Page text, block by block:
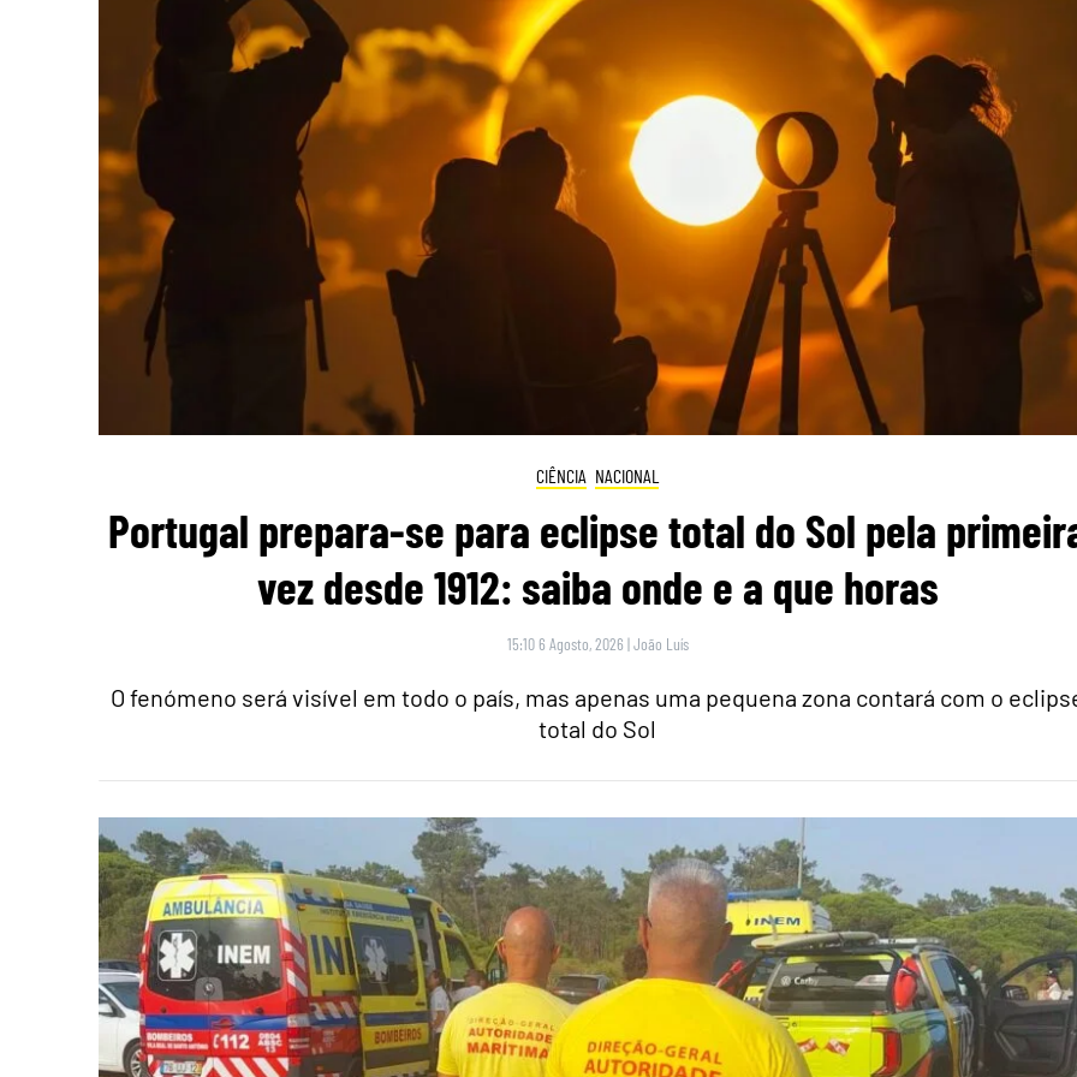
CIÊNCIA NACIONAL
Portugal prepara-se para eclipse total do Sol pela
vez desde 1912: saiba onde e a que horas
15:10 6 Agosto, 2026 |João Luís
O fenómeno será visível em todo o país, mas apenas uma pequena zona contará com o
total do Sol